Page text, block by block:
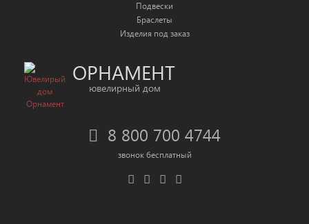
Подвески
Браслеты
Изделия под заказ
ОРНАМЕНТ
ювелирный дом
8 800 700 4744
звонок бесплатный